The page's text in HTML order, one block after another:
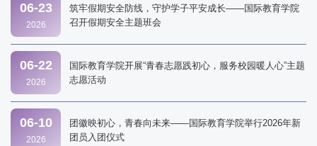
06-23
2026
筑牢假期安全防线，守护学子平安成长——国际教育学院
召开假期安全主题班会
06-22
2026
国际教育学院开展“青春志愿践初心，服务校园暖人心”主题
志愿活动
06-10
2026
团徽映初心，青春向未来——国际教育学院举行2026年新
团员入团仪式